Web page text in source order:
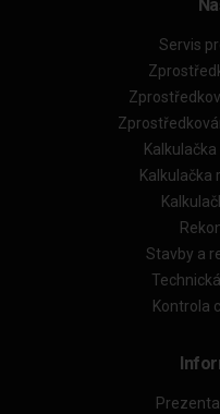
Servis
Kalkulačka
Stavby a
Kontrola